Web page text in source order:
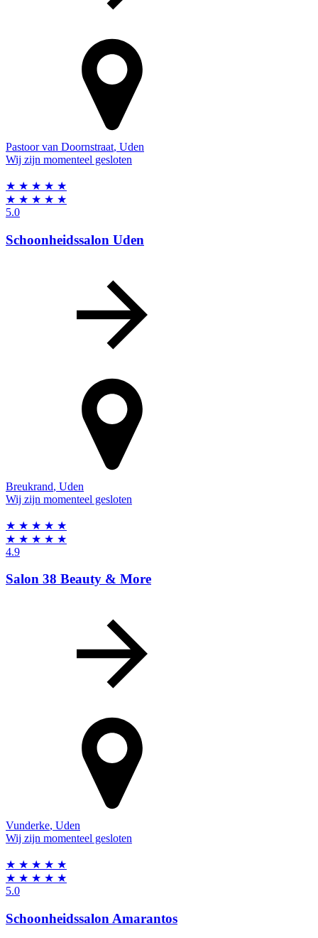
Pastoor van Doornstraat, Uden
Wij zijn momenteel gesloten
★ ★ ★ ★ ★
★ ★ ★ ★ ★
5.0
Schoonheidssalon Uden
Breukrand, Uden
Wij zijn momenteel gesloten
★ ★ ★ ★ ★
★ ★ ★ ★ ★
4.9
Salon 38 Beauty & More
Vunderke, Uden
Wij zijn momenteel gesloten
★ ★ ★ ★ ★
★ ★ ★ ★ ★
5.0
Schoonheidssalon Amarantos